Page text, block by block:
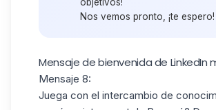
Nos vemos pronto, ¡te espero!
Mensaje de bienvenida de LinkedIn
Mensaje 8:
Juega con el intercambio de